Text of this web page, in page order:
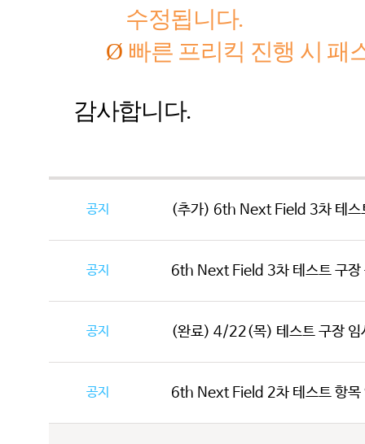
수정됩니다.
Ø 빠른 프리킥 진행 시 패
감사합니다.
공지 (추가) 6th Next Field 3차 테스
공지 6th Next Field 3차 테스트 구장
공지 (완료) 4/22(목) 테스트 구장 임
공지 6th Next Field 2차 테스트 항목